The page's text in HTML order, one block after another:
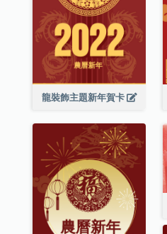
龍裝飾主題新年賀卡